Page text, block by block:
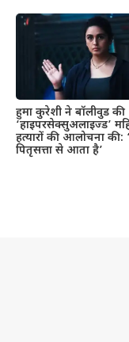
हुमा कुरेशी ने बॉलीवुड की
‘हाइपरसेक्सुअलाइज्ड’
हत्यारों की आलोचना की:
पितृसत्ता से आता है’